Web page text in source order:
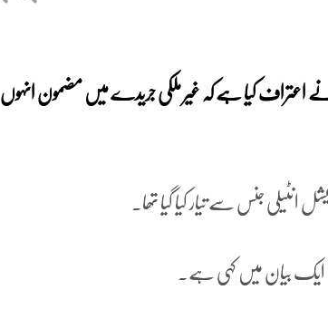
نے اعتراف کیا ہے کہ غیر ملکی جریدے میں مضمون انہوں
انٹیلی جنس سے تیار کیا گیا تھا۔
ایک بیان میں کہی ہے۔